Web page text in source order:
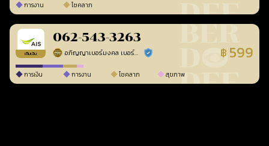
การงาน โชคลาภ
เติมเงิน
062-543-3263
อภิญญาเบอร์มงคล เบอร์สวยเลขศาสตร์ ร้านยืนยันแล้ว ฿ 599
การเงิน การงาน โชคลาภ สุขภาพ